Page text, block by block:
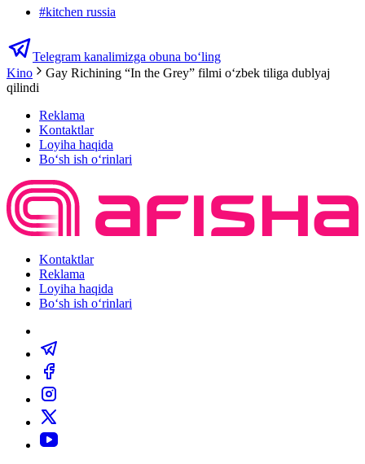
#kitchen russia
Telegram kanalimizga obuna bo‘ling
Kino
Gay Richining “In the Grey” filmi oʻzbek tiliga dublyaj
qilindi
Reklama
Kontaktlar
Loyiha haqida
Bo‘sh ish o‘rinlari
Kontaktlar
Reklama
Loyiha haqida
Bo‘sh ish o‘rinlari